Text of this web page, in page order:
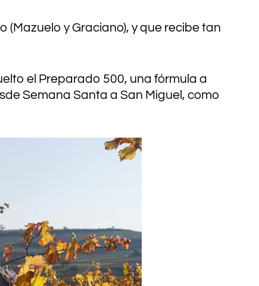
y Graciano), y que recibe tan
el Preparado 500, una fórmula a
Semana Santa a San Miguel, como